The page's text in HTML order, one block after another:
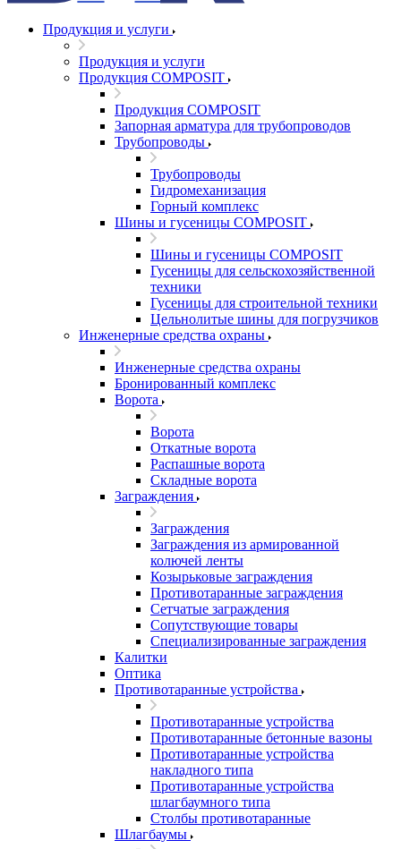
Продукция и услуги
Продукция и услуги
Продукция COMPOSIT
Продукция COMPOSIT
Запорная арматура для трубопроводов
Трубопроводы
Трубопроводы
Гидромеханизация
Горный комплекс
Шины и гусеницы COMPOSIT
Шины и гусеницы COMPOSIT
Гусеницы для сельскохозяйственной
техники
Гусеницы для строительной техники
Цельнолитые шины для погрузчиков
Инженерные средства охраны
Инженерные средства охраны
Бронированный комплекс
Ворота
Ворота
Откатные ворота
Распашные ворота
Складные ворота
Заграждения
Заграждения
Заграждения из армированной
колючей ленты
Козырьковые заграждения
Противотаранные заграждения
Сетчатые заграждения
Сопутствующие товары
Специализированные заграждения
Калитки
Оптика
Противотаранные устройства
Противотаранные устройства
Противотаранные бетонные вазоны
Противотаранные устройства
накладного типа
Противотаранные устройства
шлагбаумного типа
Столбы противотаранные
Шлагбаумы